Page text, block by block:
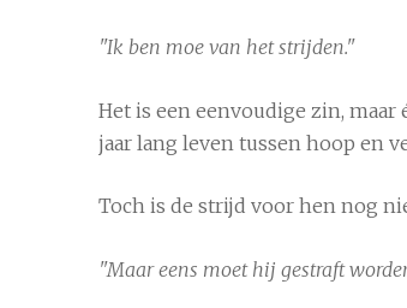
"Ik ben moe van het strijden."
Het is een eenvoudige zin,
jaar lang leven tussen hoop en
Toch is de strijd voor hen nog
"Maar eens moet hij gestraft